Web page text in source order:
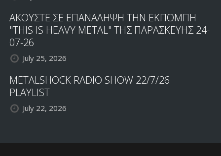
ΑΚΟΥΣΤΕ ΣΕ ΕΠΑΝΑΛΗΨΗ ΤΗΝ ΕΚΠΟΜΠΗ
"THIS IS HEAVY METAL" ΤΗΣ ΠΑΡΑΣΚΕΥΗΣ 24-
07-26
July 25, 2026
METALSHOCK RADIO SHOW 22/7/26
PLAYLIST
July 22, 2026